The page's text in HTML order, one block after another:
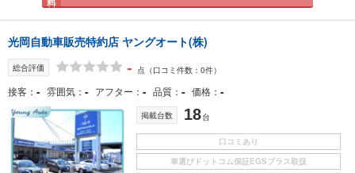
光岡自動車販売特約店 ヤングオート(株)
総合評価 - 点 （口コミ件数：0件）
接客 - 雰囲気 - アフター - 品質 - 価格 -
掲載台数 18台
口コミあり
車選びドットコム保証EGSプラス取扱